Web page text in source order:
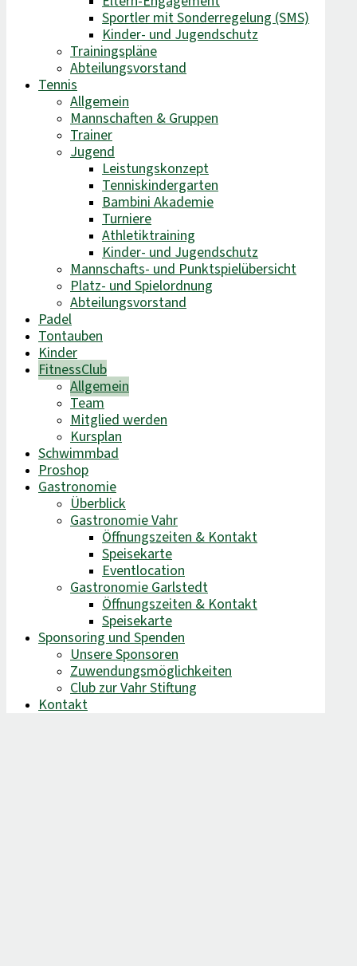
Sportler mit Sonderregelung (SMS)
Kinder- und Jugendschutz
Trainingspläne
Abteilungsvorstand
Tennis
Allgemein
Mannschaften & Gruppen
Trainer
Jugend
Leistungskonzept
Tenniskindergarten
Bambini Akademie
Turniere
Athletiktraining
Kinder- und Jugendschutz
Mannschafts- und Punktspielübersicht
Platz- und Spielordnung
Abteilungsvorstand
Padel
Tontauben
Kinder
FitnessClub
Allgemein
Team
Mitglied werden
Kursplan
Schwimmbad
Proshop
Gastronomie
Überblick
Gastronomie Vahr
Öffnungszeiten & Kontakt
Speisekarte
Eventlocation
Gastronomie Garlstedt
Öffnungszeiten & Kontakt
Speisekarte
Sponsoring und Spenden
Unsere Sponsoren
Zuwendungsmöglichkeiten
Club zur Vahr Stiftung
Kontakt